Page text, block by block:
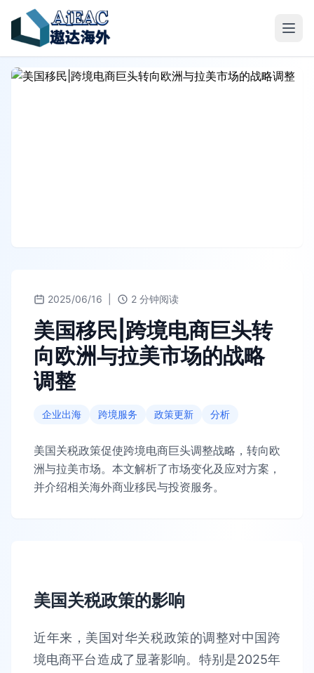
2025/06/16 2 分钟阅读
美国移民|跨境电商巨头转
向欧洲与拉美市场的战略
调整
企业出海 跨境服务 政策更新 分析
美国关税政策促使跨境电商巨头调整战略，转向欧
洲与拉美市场。本文解析了市场变化及应对方案，
并介绍相关海外商业移民与投资服务。
美国关税政策的影响
近年来，美国对华关税政策的调整对中国跨
境电商平台造成了显著影响。特别是2025年